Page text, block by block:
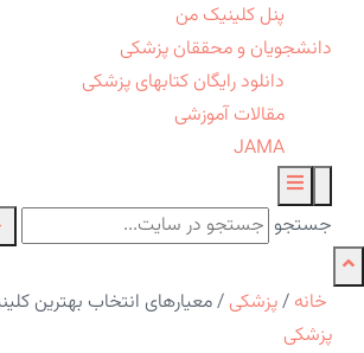
پنل کلینیک من
دانشجویان و محققان پزشکی
دانلود رایگان کتابهای پزشکی
مقالات آموزشی
JAMA
جستجو
خانه /پزشکی /معیارهای انتخاب بهترین
پزشکی